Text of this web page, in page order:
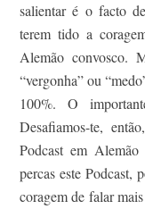
salientar é o facto
terem tido a
Alemão convosco.
“vergonha” ou
100%. O
Desafiamos-te,
Podcast em
percas este Podcast,
coragem de falar